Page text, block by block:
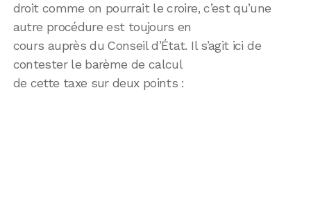
droit comme on pourrait le croire, c’est qu’une
autre procédure est toujours en
cours auprès du Conseil d’État. Il s’agit ici de
contester le barème de calcul
de cette taxe sur deux points :